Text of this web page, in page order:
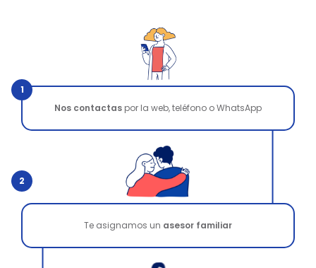
1
Nos contactas por la web, teléfono o WhatsApp
2
Te asignamos un asesor familiar